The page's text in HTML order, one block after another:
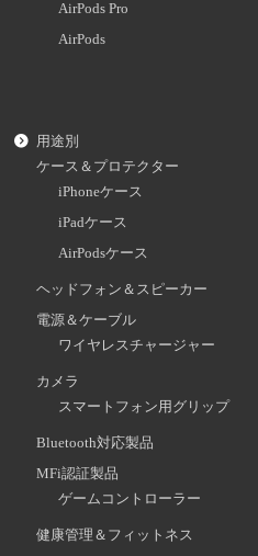
AirPods Pro
AirPods
用途別
ケース＆プロテクター
iPhoneケース
iPadケース
AirPodsケース
ヘッドフォン＆スピーカー
電源＆ケーブル
ワイヤレスチャージャー
カメラ
スマートフォン用グリップ
Bluetooth対応製品
MFi認証製品
ゲームコントローラー
健康管理＆フィットネス